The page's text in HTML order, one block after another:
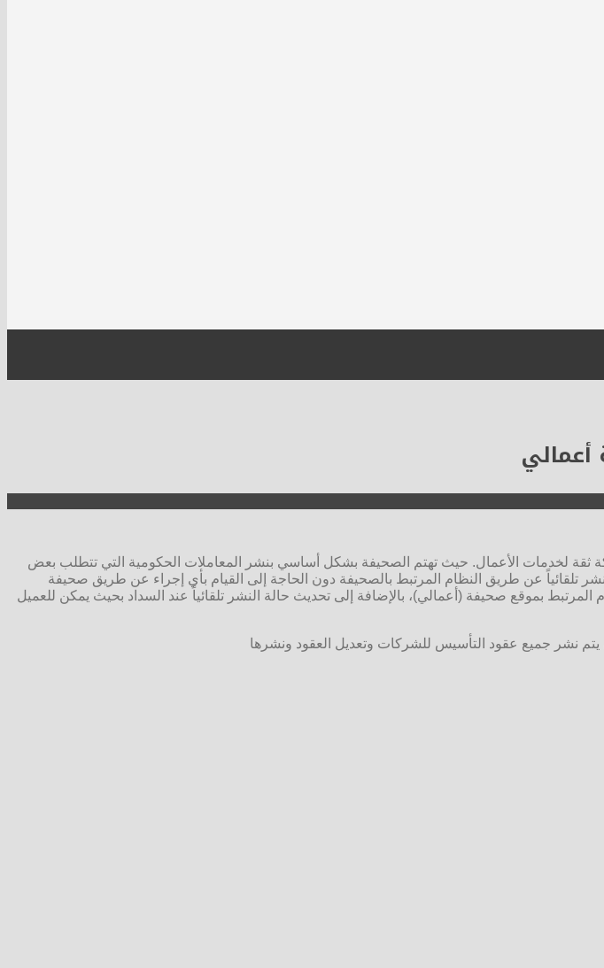
ثقة لخدمات الأعمال. حيث تهتم الصحيفة بشكل أساسي بنشر المعاملات الحكومية التي تتطلب بعض
تلقائياً عن طريق النظام المرتبط بالصحيفة دون الحاجة إلى القيام بأي إجراء عن طريق صحيفة
بموقع صحيفة (أعمالي)، بالإضافة إلى تحديث حالة النشر تلقائياً عند السداد بحيث يمكن للعميل
نشر جميع عقود التأسيس للشركات وتعديل العقود ونشرها